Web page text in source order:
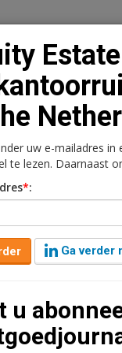
Vacaturebank
Kantoren
winkels
geleden aangepast
vier
uw e-mailadres
te lezen. Daarnaast
*:
Ga verder
u